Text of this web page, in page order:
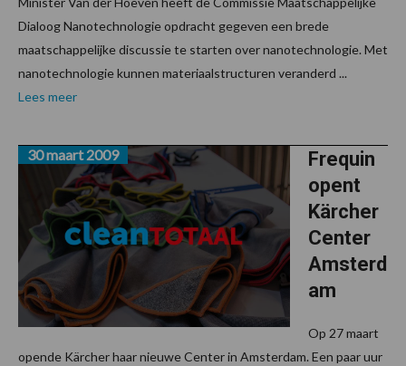
Dialoog Nanotechnologie opdracht gegeven een brede
maatschappelijke discussie te starten over nanotechnologie. Met
nanotechnologie kunnen materiaalstructuren veranderd ...
Lees meer
Frequin
opent
Kärcher
Center
Amsterd
am
30 maart 2009
Op 27 maart
opende Kärcher haar nieuwe Center in Amsterdam. Een paar uur